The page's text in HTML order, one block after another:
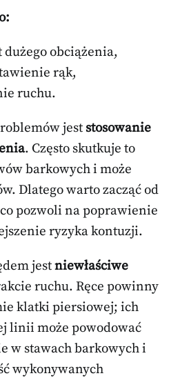
dużego obciążenia,
rąk,
ruchu.
jest stosowanie
. Często skutkuje to
barkowych i może
Dlatego warto zacząć od
pozwoli na poprawienie
ryzyka kontuzji.
jestniewłaściwe
ruchu. Ręce powinny
klatki piersiowej; ich
linii może powodować
w stawach barkowych i
wykonywanych